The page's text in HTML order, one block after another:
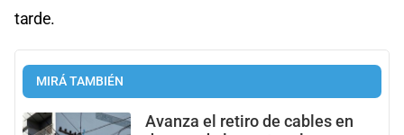
tarde.
MIRÁ TAMBIÉN
Avanza el retiro de cables en